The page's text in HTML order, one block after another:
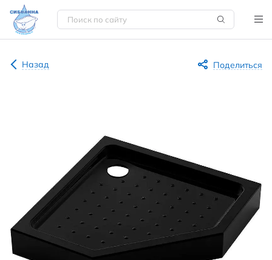
Назад Поделиться